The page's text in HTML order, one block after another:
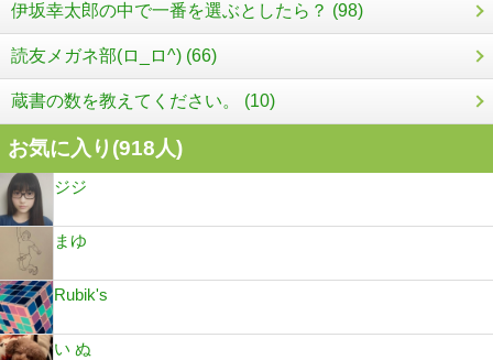
伊坂幸太郎の中で一番を選ぶとしたら？ (98)
読友メガネ部(ロ_ロ^) (66)
蔵書の数を教えてください。 (10)
お気に入り(918人)
ジジ
まゆ
Rubik's
い ぬ